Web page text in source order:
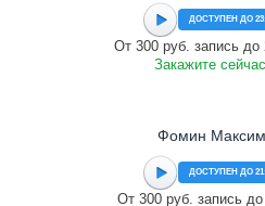
ДОСТУПЕН ДО
От 300 руб. запись до
Закажите
Фомин Максим
ДОСТУПЕН ДО
От 300 руб. запись